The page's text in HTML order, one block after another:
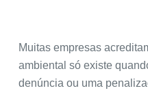
o
n
Muitas empresas
ambiental só existe
denúncia ou uma